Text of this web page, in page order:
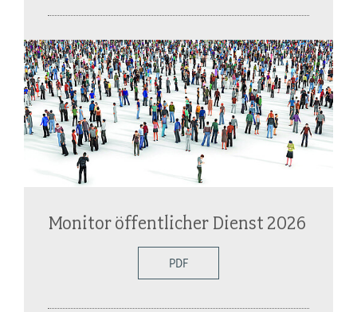
Monitor öffentlicher Dienst 2026
PDF